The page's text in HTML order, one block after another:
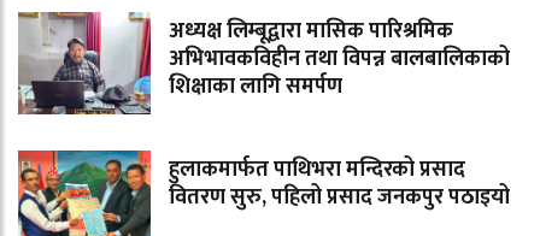
अध्यक्ष लिम्बूद्वारा मासिक पारिश्रमिक
अभिभावकविहीन तथा विपन्न बालबालिकाको
शिक्षाका लागि समर्पण
हुलाकमार्फत पाथिभरा मन्दिरको प्रसाद
वितरण सुरु, पहिलो प्रसाद जनकपुर पठाइयो